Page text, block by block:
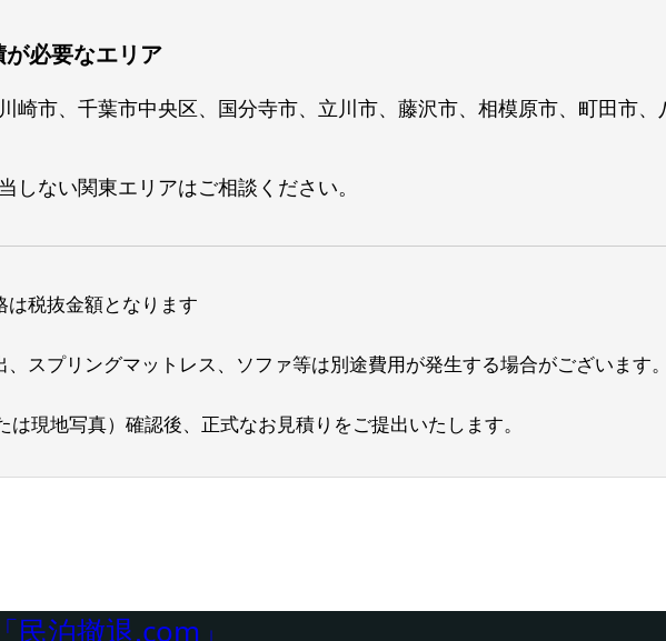
が必要なエリア
崎市、千葉市中央区、国分寺市、立川市、藤沢市、相模原市、町田市、
しない関東エリアはご相談ください。
税抜金額となります
スプリングマットレス、ソファ等は別途費用が発生する場合がございます
は現地写真）確認後、正式なお見積りをご提出いたします。